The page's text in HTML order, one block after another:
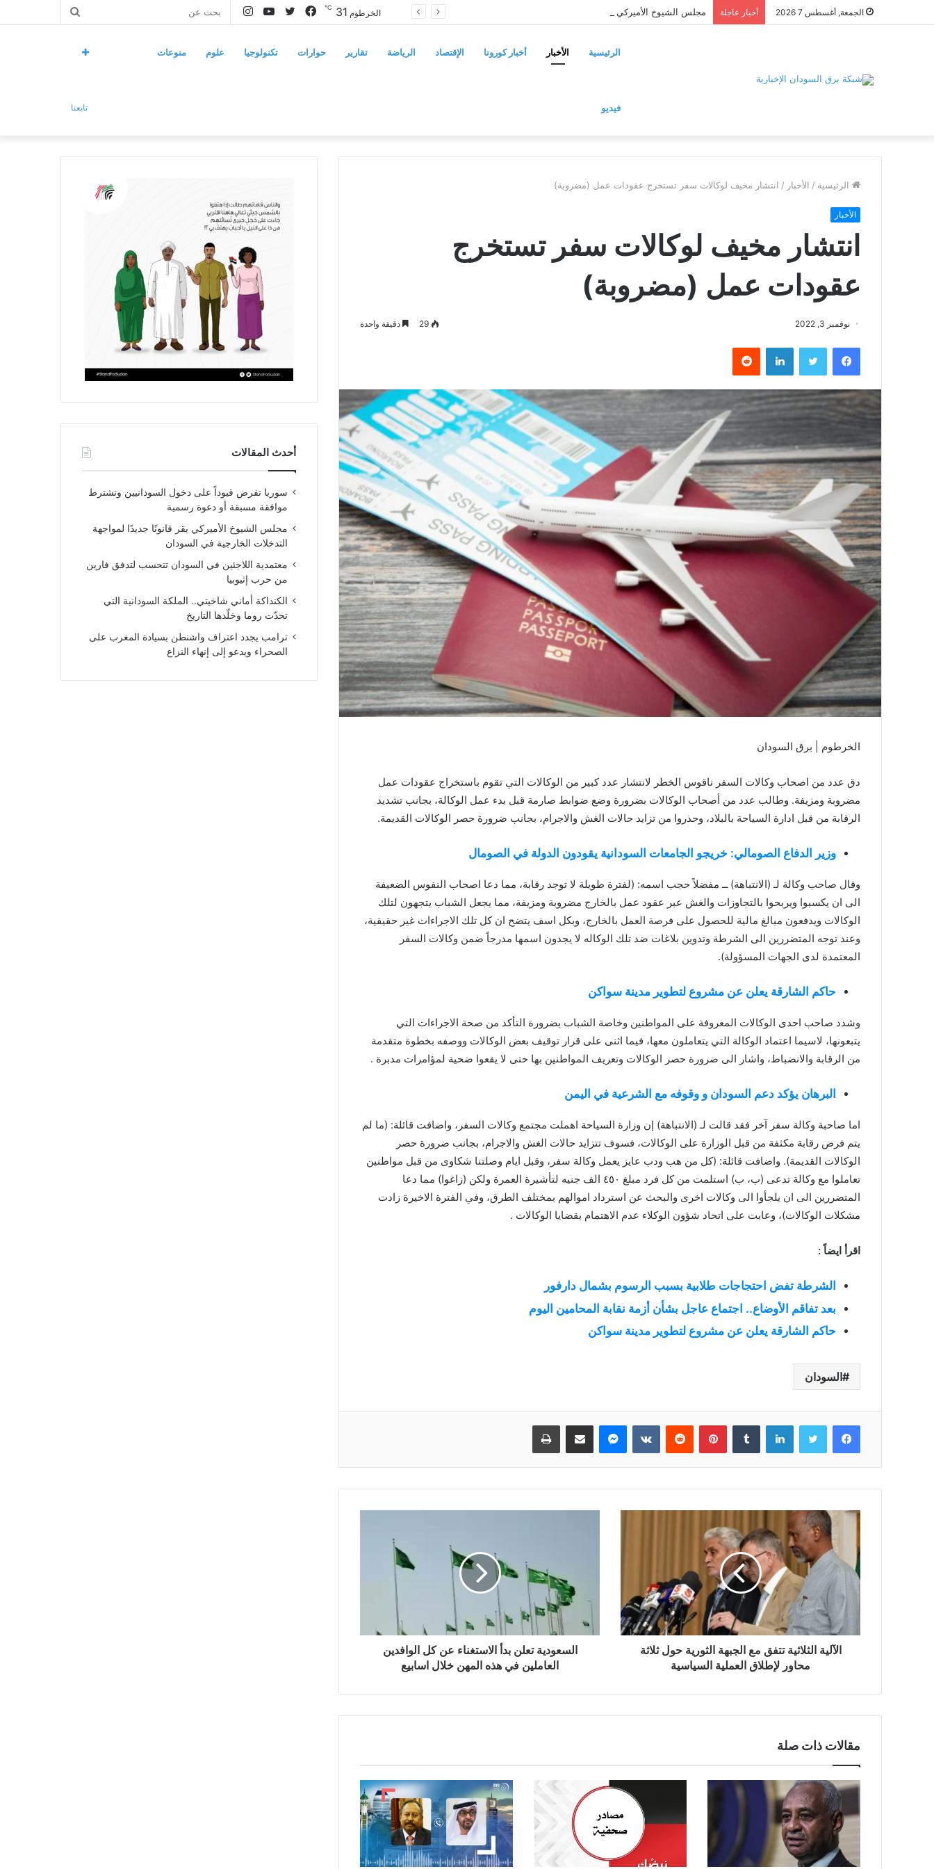
الجمعة, أغسطس 7 2026 أخبار عاجلة
بحث
انستقراميوتيوبتويتر
فيسبوك الخرطوم 31
℃
الرئيسية الأخبار أخبار كورونا الإقتصاد الرياضة تقارير حوارات تكنولوجيا علوم منوعات
فيديو تابعنا
الرئيسية / الأخبار / انتشار مخيف لوكالات سفر تستخرج عقودات عمل (مضروبة)
الأخبار
انتشار مخيف لوكالات سفر تستخرج
عقودات عمل (مضروبة)
نوفمبر 3, 2022 29 دقيقة واحدة
فيسبوك تويتر لينكدإن
الخرطوم | برق السودان
دق عدد من اصحاب وكالات السفر ناقوس الخطر لانتشار عدد كبير من الوكالات التي تقوم باستخراج عقودات عمل
مضروبة ومزيفة. وطالب عدد من أصحاب الوكالات بضرورة وضع ضوابط صارمة قبل بدء عمل الوكالة، بجانب تشديد
الرقابة من قبل ادارة السياحة بالبلاد، وحذروا من تزايد حالات الغش والاجرام، بجانب ضرورة حصر الوكالات القديمة.
وزير الدفاع الصومالي: خريجو الجامعات السودانية يقودون الدولة في الصومال
وقال صاحب وكالة لـ (الانتباهة) ــ مفضلاً حجب اسمه: (لفترة طويلة لا توجد رقابة، مما دعا اصحاب النفوس الضعيفة
الى ان يكسبوا ويربحوا بالتجاوزات والغش عبر عقود عمل بالخارج مضروبة ومزيفة، مما يجعل الشباب يتجهون لتلك
الوكالات ويدفعون مبالغ مالية للحصول على فرصة العمل بالخارج، وبكل اسف يتضح ان كل تلك الاجراءات غير حقيقية،
وعند توجه المتضررين الى الشرطة وتدوين بلاغات ضد تلك الوكاله لا يجدون اسمها مدرجاً ضمن وكالات السفر
المعتمدة لدى الجهات المسؤولة).
حاكم الشارقة يعلن عن مشروع لتطوير مدينة سواكن
وشدد صاحب احدى الوكالات المعروفة على المواطنين وخاصة الشباب بضرورة التأكد من صحة الاجراءات التي
يتبعونها، لاسيما اعتماد الوكالة التي يتعاملون معها، فيما اثنى على قرار توقيف بعض الوكالات ووصفه بخطوة متقدمة
من الرقابة والانضباط، واشار الى ضرورة حصر الوكالات وتعريف المواطنين بها حتى لا يقعوا ضحية لمؤامرات مدبرة .
البرهان يؤكد دعم السودان و وقوفه مع الشرعية في اليمن
اما صاحبة وكالة سفر آخر فقد قالت لـ (الانتباهة) إن وزارة السياحة اهملت مجتمع وكالات السفر، واضافت قائلة: (ما لم
يتم فرض رقابة مكثفة من قبل الوزارة على الوكالات، فسوف تتزايد حالات الغش والاجرام، بجانب ضرورة حصر
الوكالات القديمة). واضافت قائلة: (كل من هب ودب عايز يعمل وكالة سفر، وقبل ايام وصلتنا شكاوى من قبل مواطنين
تعاملوا مع وكالة تدعى (ب، ب) استلمت من كل فرد مبلغ ٤٥٠ الف جنيه لتأشيرة العمرة ولكن (زاغوا) مما دعا
المتضررين الى ان يلجأوا الى وكالات اخرى والبحث عن استرداد اموالهم بمختلف الطرق، وفي الفترة الاخيرة زادت
مشكلات الوكالات)، وعابت على اتحاد شؤون الوكلاء عدم الاهتمام بقضايا الوكالات .
اقرأ ايضاً :
الشرطة تفض احتجاجات طلابية بسبب الرسوم بشمال دارفور
بعد تفاقم الأوضاع.. اجتماع عاجل بشأن أزمة نقابة المحامين اليوم
حاكم الشارقة يعلن عن مشروع لتطوير مدينة سواكن
السودان
فيسبوك تويتر لينكدإن بينتيريست ماسنجر مشاركة عبر البريد طباعة
الآلية الثلاثية تتفق مع الجبهة الثورية حول ثلاثة
محاور لإطلاق العملية السياسية
السعودية تعلن بدأ الاستغناء عن كل الوافدين
العاملين في هذه المهن خلال اسابيع
مقالات ذات صلة
أحدث المقالات
سوريا تفرض قيوداً على دخول السودانيين وتشترط
موافقة مسبقة أو دعوة رسمية
مجلس الشيوخ الأميركي يقر قانونًا جديدًا لمواجهة
التدخلات الخارجية في السودان
معتمدية اللاجئين في السودان تتحسب لتدفق فارين
من حرب إثيوبيا
الكنداكة أماني شاخيتي.. الملكة السودانية التي
تحدّت روما وخلّدها التاريخ
ترامب يجدد اعتراف واشنطن بسيادة المغرب على
الصحراء ويدعو إلى إنهاء النزاع